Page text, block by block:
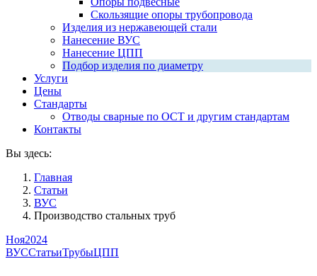
Скользящие опоры трубопровода
Изделия из нержавеющей стали
Нанесение ВУС
Нанесение ЦПП
Подбор изделия по диаметру
Услуги
Цены
Стандарты
Отводы сварные по ОСТ и другим стандартам
Контакты
Вы здесь:
Главная
Статьи
ВУС
Производство стальных труб
Ноя2024
ВУССтатьиТрубыЦПП